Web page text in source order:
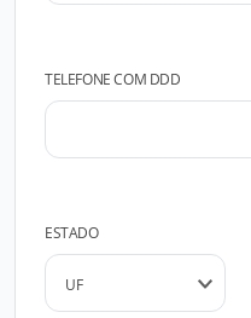
TELEFONE COM DDD
ESTADO